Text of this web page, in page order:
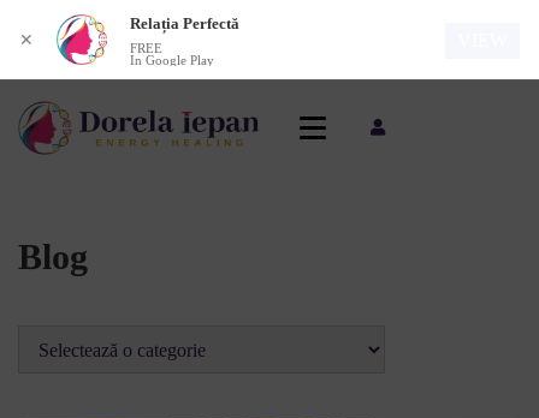
Blog
✕
Relația Perfectă
FREE
In Google Play